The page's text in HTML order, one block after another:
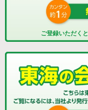
ご登録いただくと